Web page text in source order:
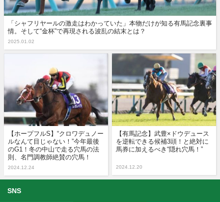
「シャフリヤールの激走はわかっていた」本物だけが知る有馬記念裏事
情。そして“金杯”で再現される波乱の結末とは？
2025.01.02
【ホープフルS】“クロワデュノー
ルなんて目じゃない！”今年最後
のG1！冬の中山で走る穴馬の法
則、名門調教師絶賛の穴馬！
2024.12.24
【有馬記念】武豊×ドウデュース
を逆転できる候補3頭！と絶対に
馬券に加えるべき“隠れ穴馬！”
2024.12.20
SNS